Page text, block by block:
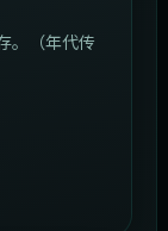
。（年代传